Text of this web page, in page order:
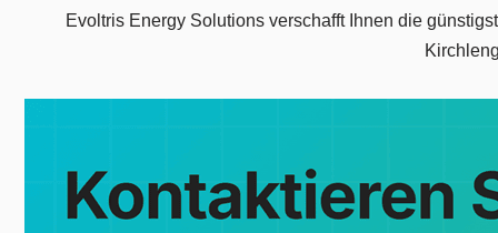
Evoltris Energy Solutions verschafft Ihnen die